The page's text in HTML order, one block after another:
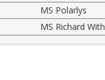
MS Polarlys
MS Richard With